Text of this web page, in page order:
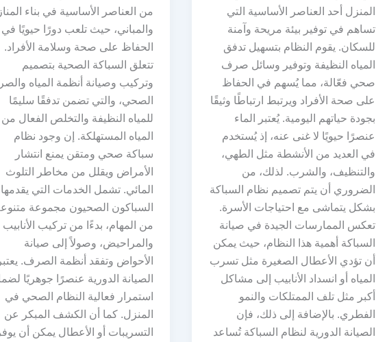
المنزل أحد العناصر الأساسية التي
تساهم في توفير بيئة مريحة وآمنة
للسكان. يقوم النظام بتسهيل تدفق
المياه النظيفة وتوفير وسائل صرف
صحي فعّالة، مما يُسهم في الحفاظ
على صحة الأفراد ويرتبط ارتباطًا وثيقًا
بجودة حياتهم اليومية. يُعتبر الماء
عنصرًا حيويًا لا غنى عنه، إذ يُستخدم
في العديد من الأنشطة مثل الطهي،
والتنظيف، والشرب. لذلك، من
الضروري أن يتم تصميم نظام السباكة
بشكل يتماشى مع احتياجات الأسرة.
تعكس الممارسات الجيدة في صيانة
السباكة أهمية هذا النظام، حيث يمكن
أن تؤدي الأعطال الصغيرة مثل تسرب
المياه أو انسداد الأنابيب إلى مشاكل
أكبر مثل تلف الممتلكات والنمو
الفطري. بالإضافة إلى ذلك، فإن
الصيانة الدورية لنظام السباكة تُساعد
من العناصر الأساسية في بناء
والمباني، حيث تلعب دورًا حيويًا في
الحفاظ على صحة وسلامة الأفراد.
تتعلق السباكة الصحية بتصميم
وتركيب وصيانة أنظمة المياه
الصحي، والتي تضمن تدفقًا سليمًا
للمياه النظيفة والتخلص الفعال من
المياه المستهلكة. إن وجود نظام
سباكة صحي ومتقن يمنع انتشار
الأمراض ويقلل من مخاطر التلوث
المائي. تشمل الخدمات التي يقدمها
السباكون الصحيون مجموعة
من المهام، بدءًا من تركيب الأنابيب
والمراحيض، وصولاً إلى صيانة
الأحواض وتفقد أنظمة الصرف. يعتبر
الصيانة الدورية عنصرًا جوهريًا
استمرار فعالية النظام الصحي في
المنزل. كما أن الكشف المبكر عن
التسريبات أو الأعطال يمكن أن يوفر